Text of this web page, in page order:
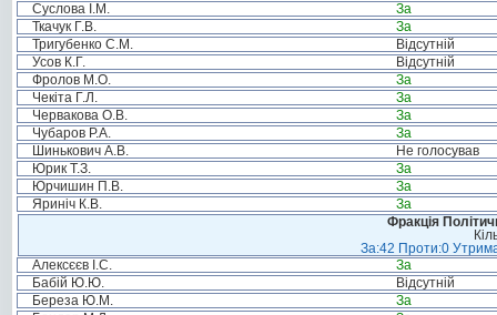
Суслова І.М.
За
Ткачук Г.В.
За
Тригубенко С.М.
Відсутній
Усов К.Г.
Відсутній
Фролов М.О.
За
Чекіта Г.Л.
За
Червакова О.В.
За
Чубаров Р.А.
За
Шинькович А.В.
Не голосував
Юрик Т.З.
За
Юрчишин П.В.
За
Яриніч К.В.
За
Фракція
За:42 Проти:0
Алексєєв І.С.
За
Бабій Ю.Ю.
Відсутній
Береза Ю.М.
За